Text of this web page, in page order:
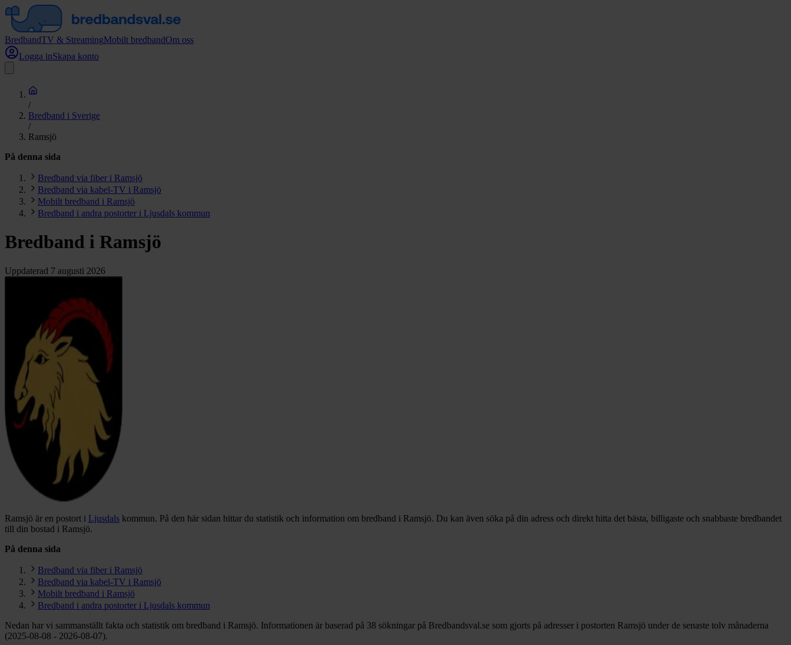
BredbandTV & StreamingMobilt bredbandOm oss
Logga inSkapa konto
/
Bredband i Sverige
/
Ramsjö
På denna sida
Bredband via fiber i Ramsjö
Bredband via kabel-TV i Ramsjö
Mobilt bredband i Ramsjö
Bredband i andra postorter i Ljusdals kommun
Bredband i Ramsjö
Uppdaterad 7 augusti 2026
Ramsjö är en postort i Ljusdals kommun. På den här sidan hittar du statistik och information om bredband i Ramsjö. Du kan även söka på din adress och direkt hitta det bästa, billigaste och snabbaste bredbandet
till din bostad i Ramsjö.
På denna sida
Bredband via fiber i Ramsjö
Bredband via kabel-TV i Ramsjö
Mobilt bredband i Ramsjö
Bredband i andra postorter i Ljusdals kommun
Nedan har vi sammanställt fakta och statistik om bredband i Ramsjö. Informationen är baserad på 38 sökningar på Bredbandsval.se som gjorts på adresser i postorten Ramsjö under de senaste tolv månaderna
(2025-08-08 - 2026-08-07).